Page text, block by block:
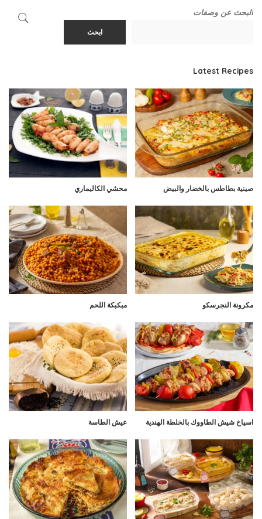
البحث عن وصفات
ابحث
Latest Recipes
صينية بطاطس بالخضار والبيض محشي الكاليماري
مكرونة النجرسكو مبكبكة اللحم
اسياخ شيش الطاووك بالخلطة الهندية عيش الطاسة